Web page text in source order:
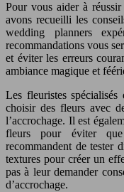
Pour vous aider à
avons recueilli les
wedding planners
recommandations vous
et éviter les erreurs
ambiance magique et
Les fleuristes spécialisés
choisir des fleurs avec
l’accrochage. Il est
fleurs pour éviter
recommandent de tester
textures pour créer un
pas à leur demander
d’accrochage.